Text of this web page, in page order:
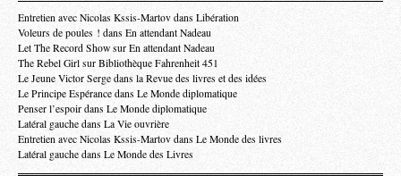
Entretien avec Nicolas Kssis-Martov dans Libération
Voleurs de poules ! dans En attendant Nadeau
Let The Record Show sur En attendant Nadeau
The Rebel Girl sur Bibliothèque Fahrenheit 451
Le Jeune Victor Serge dans la Revue des livres et des idées
Le Principe Espérance dans Le Monde diplomatique
Penser l’espoir dans Le Monde diplomatique
Latéral gauche dans La Vie ouvrière
Entretien avec Nicolas Kssis-Martov dans Le Monde des livres
Latéral gauche dans Le Monde des Livres